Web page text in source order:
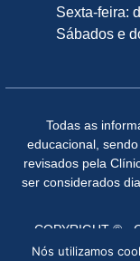
Sexta-feira:
Sábados e
Todas as
educacional,
revisados pela
ser considerados
COPYRIGHT © -
2026.
Nós utilizamos